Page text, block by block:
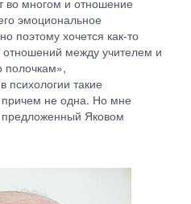
эмоциональное
поэтому хочется как-то
между учителем и
полочкам»,
психологии такие
не одна. Но мне
предложенный Яковом